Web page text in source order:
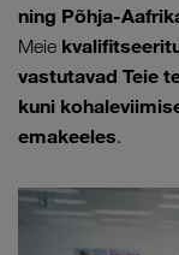
ning Põhja-
Meie
vastutavad Teie
kuni
emakeeles.